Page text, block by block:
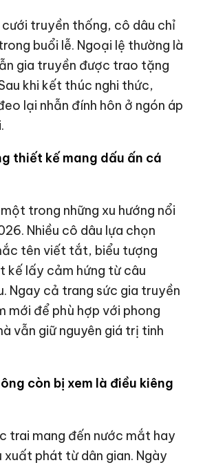
truyền thống, cô dâu chỉ
buổi lễ. Ngoại lệ thường là
gia truyền được trao tặng
khi kết thúc nghi thức,
lại nhẫn đính hôn ở ngón áp
thiết kế mang dấu ấn cá
trong những xu hướng nổi
Nhiều cô dâu lựa chọn
tên viết tắt, biểu tượng
kế lấy cảm hứng từ câu
Ngay cả trang sức gia truyền
mới để phù hợp với phong
vẫn giữ nguyên giá trị tinh
còn bị xem là điều kiêng
trai mang đến nước mắt hay
xuất phát từ dân gian. Ngày